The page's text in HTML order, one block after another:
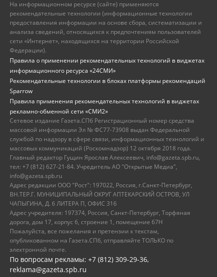
На информационном ресурсе (сайте) применяются
рекомендательные технологии (информационные технологии
предоставления информации на основе сбора, систематизации и
анализа сведений, относящихся к предпочтениям пользователей
сети «Интернет», находящихся на территории Российской
Федерации).
Правила о применении рекомендательных технологий в виджетах
информационного ресурса «24СМИ»
Рекомендательные технологии в блоках платформы рекомендаций
Sparrow
Правила применения рекомендательных технологий в виджетах
рекламно-обменной сети «СМИ2»
Сетевое издание Газета.СПб Регистрационный номер средства
массовой информации Эл № ФС77-73908 выдан Федеральной
службой по надзору в сфере связи, информационных технологий и
массовых коммуникаций (Роскомнадзор) 12 октября 2018 года.
Главный редактор Гущин Ярослав Алексеевич, info@gazeta.spb.ru,
тел: +7 (812) 627-21-84. Учредитель АО "Открытые Медиа",
info@gazeta.spb.ru
Адрес редакции ООО "Рост": 197022, Россия, г.Санкт-Петербург,
ВН.ТЕР.Г. МУНИЦИПАЛЬНЫЙ ОКРУГ АПТЕКАРСКИЙ ОСТРОВ, УЛ
ЧАПЫГИНА, Д. 6 ЛИТЕРА П, ОФИС 316
Адрес учредителя: 197374, Россия, Санкт-Петербург, Торфяная
дорога, дом 17, корпус 6, строение 1, помещение 67Н
Пожалуйста, все пожелания и претензии к текстам,
опубликованном на Газета.СПб, отправляйте ТОЛЬКО по
электронной почте.
По вопросам рекламы: +7 (812) 309-29-36,
reklama@gazeta.spb.ru